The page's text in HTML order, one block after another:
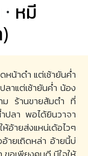
หมี
หน้าดำ แต่เช้ายันค่ำ
าแต่เช้ายันค่ำ น้อง
ม ร้านขายส้มตำ ที่
ปลา พอได้ยินวาจา
อ้ายส่งแหน่เด้อไวๆ
ายเถิดหล่า อ้ายนี้บ่